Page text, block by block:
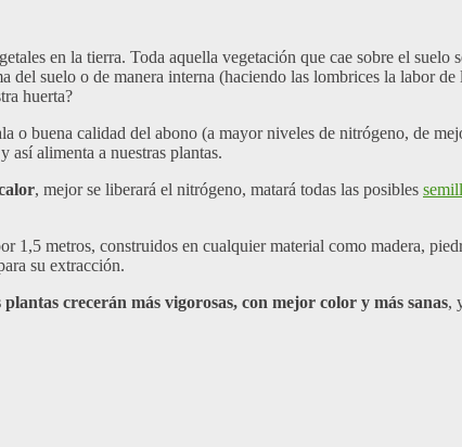
en la tierra. Toda aquella vegetación que cae sobre el suelo
del suelo o de manera interna (haciendo las lombrices la labor
huerta?
o buena calidad del abono (a mayor niveles de nitrógeno, de
y así alimenta a nuestras plantas.
, mejor se liberará el nitrógeno, matará todas las posibles
1,5 metros, construidos en cualquier material como madera,
su extracción.
plantas crecerán más vigorosas, con mejor color y más sanas,